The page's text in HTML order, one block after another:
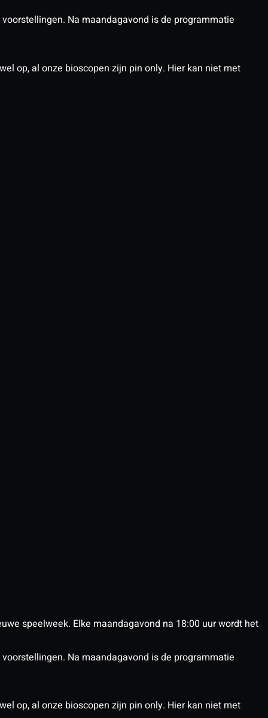
Na maandagavond is de programmatie
op, al onze bioscopen zijn pin only. Hier kan niet met
speelweek. Elke maandagavond na 18:00 uur wordt het
Na maandagavond is de programmatie
op, al onze bioscopen zijn pin only. Hier kan niet met